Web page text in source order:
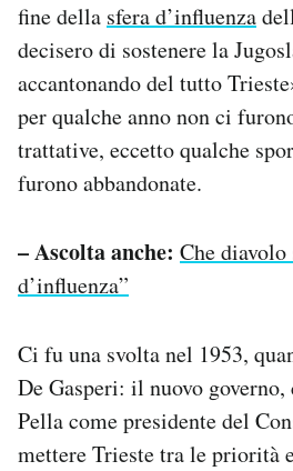
fine della sfera d’influenza
decisero di sostenere la
accantonando del tutto
per qualche anno non ci
trattative, eccetto qualche
furono abbandonate.
– Ascolta anche: Che diavolo
d’influenza”
Ci fu una svolta nel 1953,
De Gasperi: il nuovo governo,
Pella come presidente del
mettere Trieste tra le priorità